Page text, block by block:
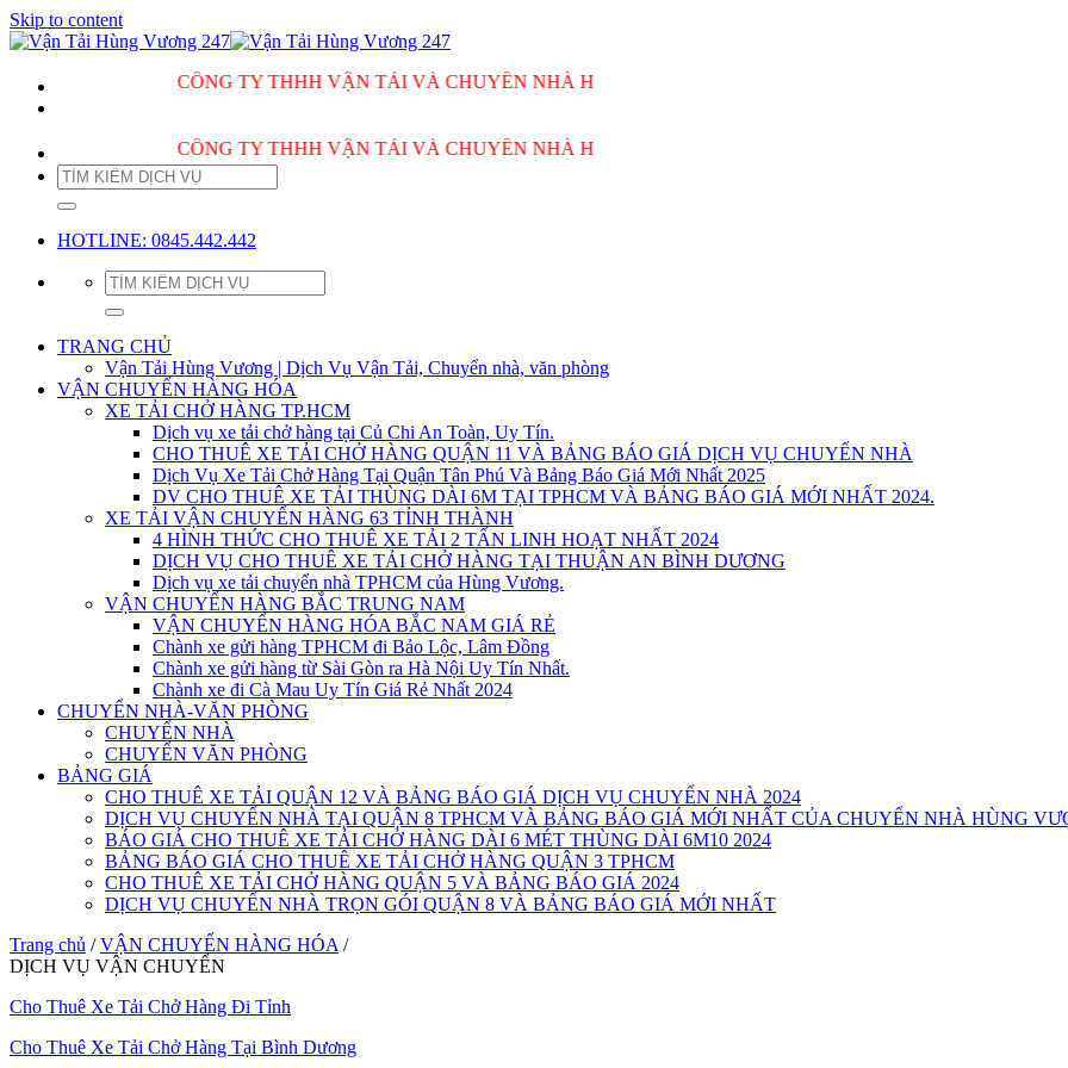
Skip to content
CÔNG TY THHH VẬN TẢI VÀ CHUYỂN NHÀ HÙNG VƯƠNG PHỤC VỤ 24/7
CÔNG TY THHH VẬN TẢI VÀ CHUYỂN NHÀ HÙNG VƯƠNG PHỤC VỤ 24/7
HOTLINE: 0845.442.442
TRANG CHỦ
Vận Tải Hùng Vương | Dịch Vụ Vận Tải, Chuyển nhà, văn phòng
VẬN CHUYỂN HÀNG HÓA
XE TẢI CHỞ HÀNG TP.HCM
Dịch vụ xe tải chở hàng tại Củ Chi An Toàn, Uy Tín.
CHO THUÊ XE TẢI CHỞ HÀNG QUẬN 11 VÀ BẢNG BÁO GIÁ DỊCH VỤ CHUYỂN NHÀ
Dịch Vụ Xe Tải Chở Hàng Tại Quận Tân Phú Và Bảng Báo Giá Mới Nhất 2025
DV CHO THUÊ XE TẢI THÙNG DÀI 6M TẠI TPHCM VÀ BẢNG BÁO GIÁ MỚI NHẤT 2024.
XE TẢI VẬN CHUYỂN HÀNG 63 TỈNH THÀNH
4 HÌNH THỨC CHO THUÊ XE TẢI 2 TẤN LINH HOẠT NHẤT 2024
DỊCH VỤ CHO THUÊ XE TẢI CHỞ HÀNG TẠI THUẬN AN BÌNH DƯƠNG
Dịch vụ xe tải chuyển nhà TPHCM của Hùng Vương.
VẬN CHUYỂN HÀNG BẮC TRUNG NAM
VẬN CHUYỂN HÀNG HÓA BẮC NAM GIÁ RẺ
Chành xe gửi hàng TPHCM đi Bảo Lộc, Lâm Đồng
Chành xe gửi hàng từ Sài Gòn ra Hà Nội Uy Tín Nhất.
Chành xe đi Cà Mau Uy Tín Giá Rẻ Nhất 2024
CHUYỂN NHÀ-VĂN PHÒNG
CHUYỂN NHÀ
CHUYỂN VĂN PHÒNG
BẢNG GIÁ
CHO THUÊ XE TẢI QUẬN 12 VÀ BẢNG BÁO GIÁ DỊCH VỤ CHUYỂN NHÀ 2024
DỊCH VỤ CHUYỂN NHÀ TẠI QUẬN 8 TPHCM VÀ BẢNG BÁO GIÁ MỚI NHẤT CỦA CHUYỂN NHÀ HÙNG
BÁO GIÁ CHO THUÊ XE TẢI CHỞ HÀNG DÀI 6 MÉT THÙNG DÀI 6M10 2024
BẢNG BÁO GIÁ CHO THUÊ XE TẢI CHỞ HÀNG QUẬN 3 TPHCM
CHO THUÊ XE TẢI CHỞ HÀNG QUẬN 5 VÀ BẢNG BÁO GIÁ 2024
DỊCH VỤ CHUYỂN NHÀ TRỌN GÓI QUẬN 8 VÀ BẢNG BÁO GIÁ MỚI NHẤT
Trang chủ / VẬN CHUYỂN HÀNG HÓA /
DỊCH VỤ VẬN CHUYỂN
Cho Thuê Xe Tải Chở Hàng Đi Tỉnh
Cho Thuê Xe Tải Chở Hàng Tại Bình Dương